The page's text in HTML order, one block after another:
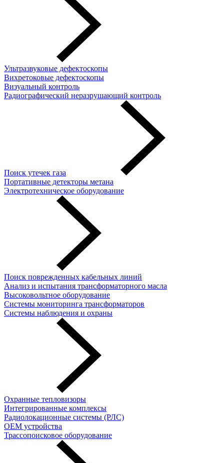
Ультразвуковые дефектоскопы
Вихретоковые дефектоскопы
Визуальный контроль
Радиографический неразрушающий контроль
Поиск утечек газа
Портативные детекторы метана
Электротехническое оборудование
Поиск поврежденных кабельных линий
Анализ и испытания трансформаторного масла
Высоковольтное оборудование
Системы мониторинга трансформаторов
Системы наблюдения и охраны
Охранные тепловизоры
Интегрированные комплексы
Радиолокационные системы (РЛС)
OEM устройства
Трассопоисковое оборудование